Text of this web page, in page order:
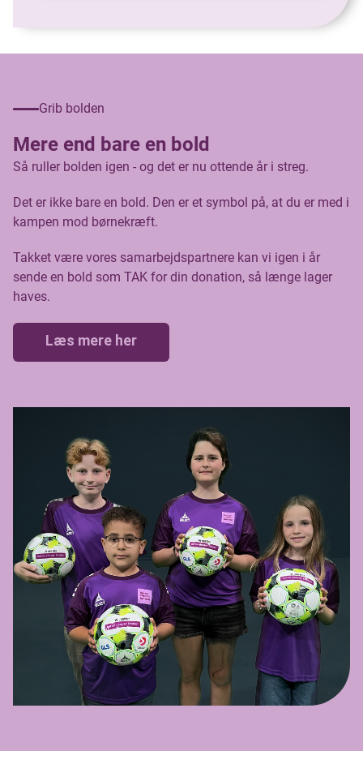
Grib bolden
Mere end bare en bold
Så ruller bolden igen - og det er nu ottende år i streg.
Det er ikke bare en bold. Den er et symbol på, at du er med i
kampen mod børnekræft.
Takket være vores samarbejdspartnere kan vi igen i år
sende en bold som TAK for din donation, så længe lager
haves.
Læs mere her